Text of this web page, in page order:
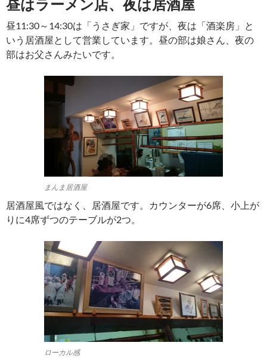
昼はラーメン店、夜は居酒屋
昼11:30～14:30は「うさぎ家」ですが、夜は「酒楽房」と
いう居酒屋として営業しています。昼の部は娘さん、夜の
部はお父さんみたいです。
まんま居酒屋
居酒屋風ではなく、居酒屋です。カウンターが6席、小上が
りに4席ずつのテーブルが2つ。
ローカル感